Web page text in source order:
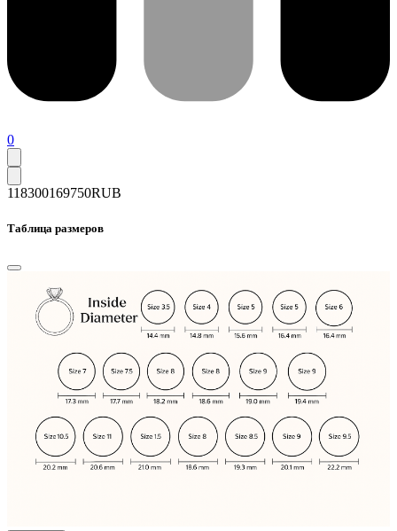
0
118300169750RUB
Таблица размеров